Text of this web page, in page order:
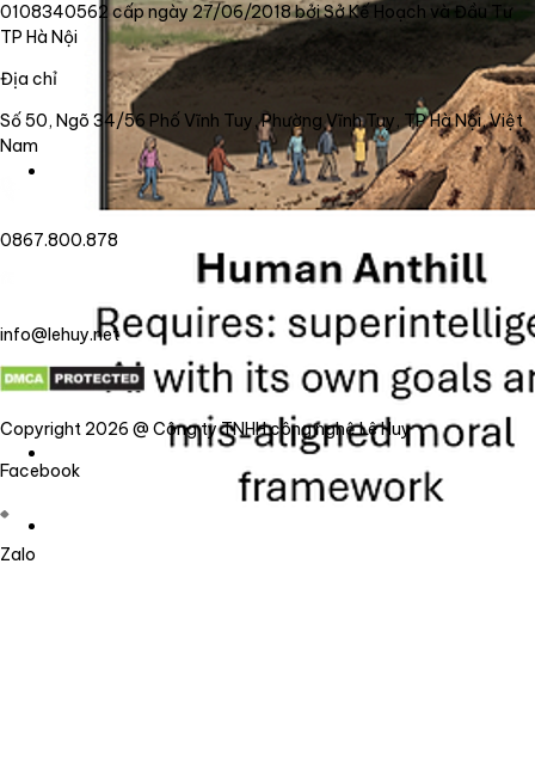
0108340562 cấp ngày 27/06/2018 bởi Sở Kế Hoạch và Đầu Tư
TP Hà Nội
Địa chỉ
Số 50, Ngõ 34/56 Phố Vĩnh Tuy, Phường Vĩnh Tuy, TP Hà Nội, Việt
Nam
0867.800.878
info@lehuy.net
Copyright 2026 @ Công ty TNHH công nghệ Lê Huy
Facebook
Zalo